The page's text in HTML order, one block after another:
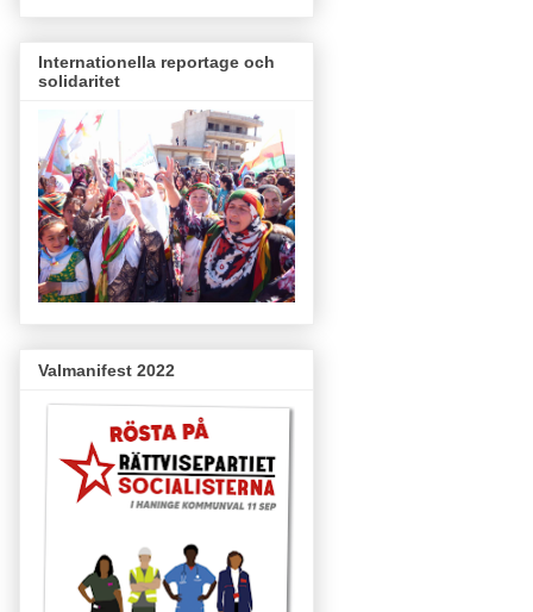
Internationella reportage och
solidaritet
Valmanifest 2022